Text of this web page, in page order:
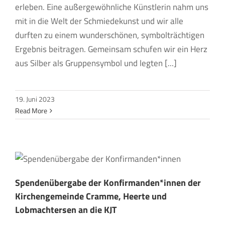
erleben. Eine außergewöhnliche Künstlerin nahm uns
mit in die Welt der Schmiedekunst und wir alle
durften zu einem wunderschönen, symbolträchtigen
Ergebnis beitragen. Gemeinsam schufen wir ein Herz
aus Silber als Gruppensymbol und legten [...]
19. Juni 2023
Read More
Spendenübergabe der Konfirmanden*innen der
Kirchengemeinde Cramme, Heerte und
Lobmachtersen an die KJT